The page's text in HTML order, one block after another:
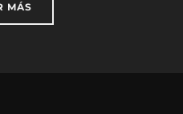
MÁS«HISTORIA DEL TATUAJE: